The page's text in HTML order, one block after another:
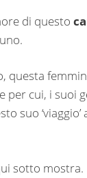
di questo
questa
per cui, i suoi
suo
sotto mostra.